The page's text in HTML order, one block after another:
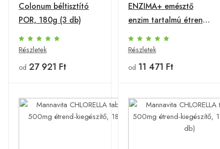
Colonum béltisztító
POR, 180g (3 db)
Részletek
od 27 921 Ft
ENZIMA+ emésztő
enzim tartalmú étrend-
kiegészítő, 90db
Részletek
od 11 471 Ft